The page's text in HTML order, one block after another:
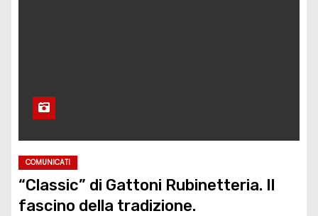
COMUNICATI
“Classic” di Gattoni Rubinetteria. Il
fascino della tradizione.